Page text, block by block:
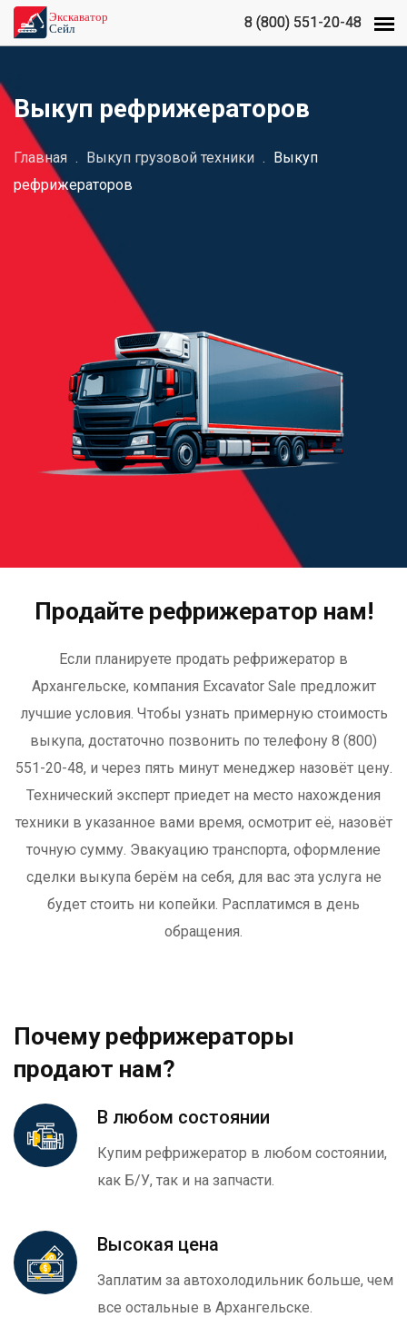
8 (800) 551-20-48
8 (800) 551-20-48
Выкуп рефрижераторов
Главная . Выкуп грузовой техники . Выкуп
рефрижераторов
Продайте рефрижератор нам!
Если планируете продать рефрижератор в
Архангельске, компания Excavator Sale предложит
лучшие условия. Чтобы узнать примерную стоимость
выкупа, достаточно позвонить по телефону 8 (800)
551-20-48, и через пять минут менеджер назовёт цену.
Технический эксперт приедет на место нахождения
техники в указанное вами время, осмотрит её, назовёт
точную сумму. Эвакуацию транспорта, оформление
сделки выкупа берём на себя, для вас эта услуга не
будет стоить ни копейки. Расплатимся в день
обращения.
Почему рефрижераторы
продают нам?
В любом состоянии
Купим рефрижератор в любом состоянии,
как Б/У, так и на запчасти.
Высокая цена
Заплатим за автохолодильник больше, чем
все остальные в Архангельске.